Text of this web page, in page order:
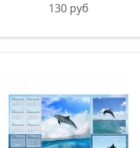
130 руб